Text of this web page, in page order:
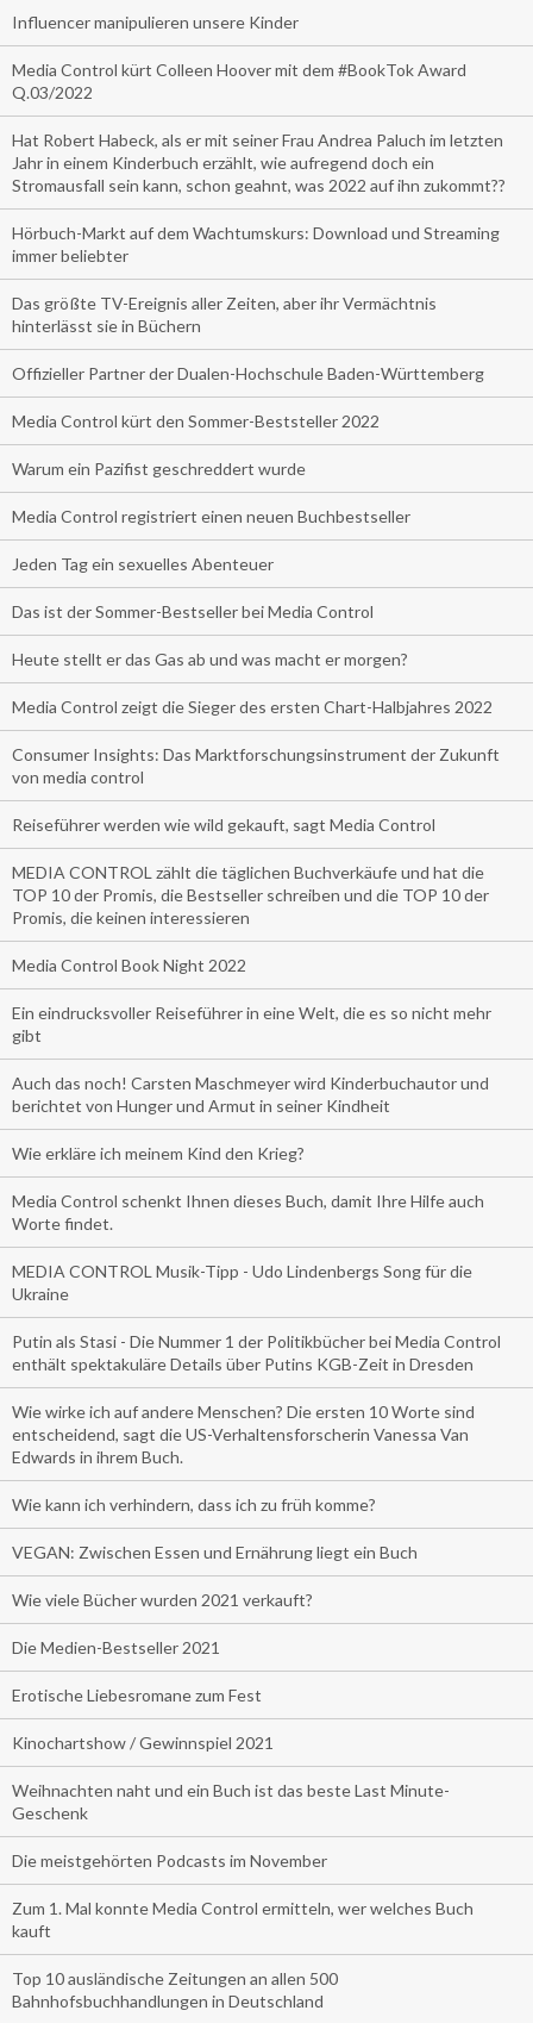
Influencer manipulieren unsere Kinder
Media Control kürt Colleen Hoover mit dem #BookTok Award
Q.03/2022
Hat Robert Habeck, als er mit seiner Frau Andrea Paluch im letzten
Jahr in einem Kinderbuch erzählt, wie aufregend doch ein
Stromausfall sein kann, schon geahnt, was 2022 auf ihn zukommt??
Hörbuch-Markt auf dem Wachtumskurs: Download und Streaming
immer beliebter
Das größte TV-Ereignis aller Zeiten, aber ihr Vermächtnis
hinterlässt sie in Büchern
Offizieller Partner der Dualen-Hochschule Baden-Württemberg
Media Control kürt den Sommer-Beststeller 2022
Warum ein Pazifist geschreddert wurde
Media Control registriert einen neuen Buchbestseller
Jeden Tag ein sexuelles Abenteuer
Das ist der Sommer-Bestseller bei Media Control
Heute stellt er das Gas ab und was macht er morgen?
Media Control zeigt die Sieger des ersten Chart-Halbjahres 2022
Consumer Insights: Das Marktforschungsinstrument der Zukunft
von media control
Reiseführer werden wie wild gekauft, sagt Media Control
MEDIA CONTROL zählt die täglichen Buchverkäufe und hat die
TOP 10 der Promis, die Bestseller schreiben und die TOP 10 der
Promis, die keinen interessieren
Media Control Book Night 2022
Ein eindrucksvoller Reiseführer in eine Welt, die es so nicht mehr
gibt
Auch das noch! Carsten Maschmeyer wird Kinderbuchautor und
berichtet von Hunger und Armut in seiner Kindheit
Wie erkläre ich meinem Kind den Krieg?
Media Control schenkt Ihnen dieses Buch, damit Ihre Hilfe auch
Worte findet.
MEDIA CONTROL Musik-Tipp - Udo Lindenbergs Song für die
Ukraine
Putin als Stasi - Die Nummer 1 der Politikbücher bei Media Control
enthält spektakuläre Details über Putins KGB-Zeit in Dresden
Wie wirke ich auf andere Menschen? Die ersten 10 Worte sind
entscheidend, sagt die US-Verhaltensforscherin Vanessa Van
Edwards in ihrem Buch.
Wie kann ich verhindern, dass ich zu früh komme?
VEGAN: Zwischen Essen und Ernährung liegt ein Buch
Wie viele Bücher wurden 2021 verkauft?
Die Medien-Bestseller 2021
Erotische Liebesromane zum Fest
Kinochartshow / Gewinnspiel 2021
Weihnachten naht und ein Buch ist das beste Last Minute-
Geschenk
Die meistgehörten Podcasts im November
Zum 1. Mal konnte Media Control ermitteln, wer welches Buch
kauft
Top 10 ausländische Zeitungen an allen 500
Bahnhofsbuchhandlungen in Deutschland